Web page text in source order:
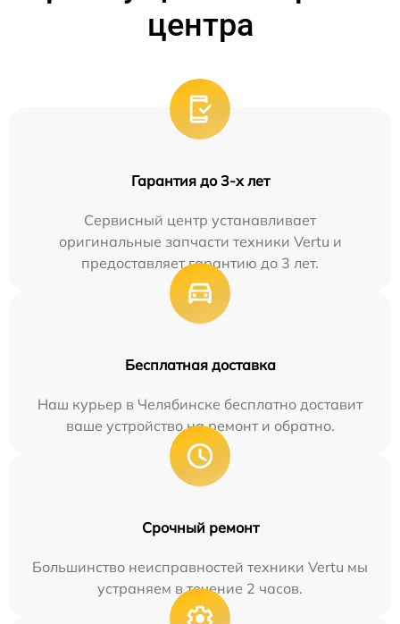
центра
Гарантия до 3-х лет
Сервисный центр устанавливает
оригинальные запчасти техники Vertu и
предоставляет гарантию до 3 лет.
Бесплатная доставка
Наш курьер в Челябинске бесплатно доставит
ваше устройство на ремонт и обратно.
Срочный ремонт
Большинство неисправностей техники Vertu мы
устраняем в течение 2 часов.